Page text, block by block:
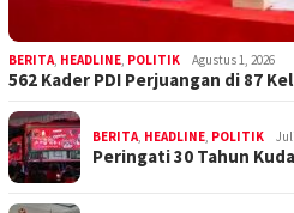
BERITA HEADLINE POLITIK Agustus 1, 2026
562 Kader PDI Perjuangan di 87
BERITA HEADLINE POLITIK
Peringati 30 Tahun